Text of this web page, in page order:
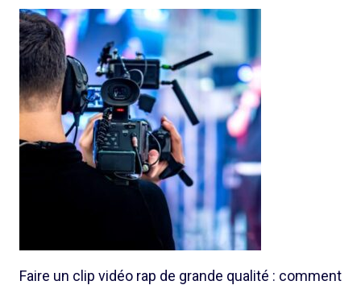
Faire un clip vidéo rap de grande qualité : comment